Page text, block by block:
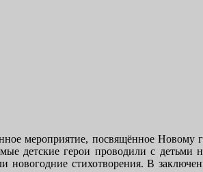
мероприятие, посвящённое Новому
детские герои проводили с детьми
новогодние стихотворения. В